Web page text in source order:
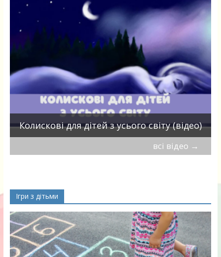
Колискові для дітей з усього світу (відео)
всі відео →
Ігри з дітьми